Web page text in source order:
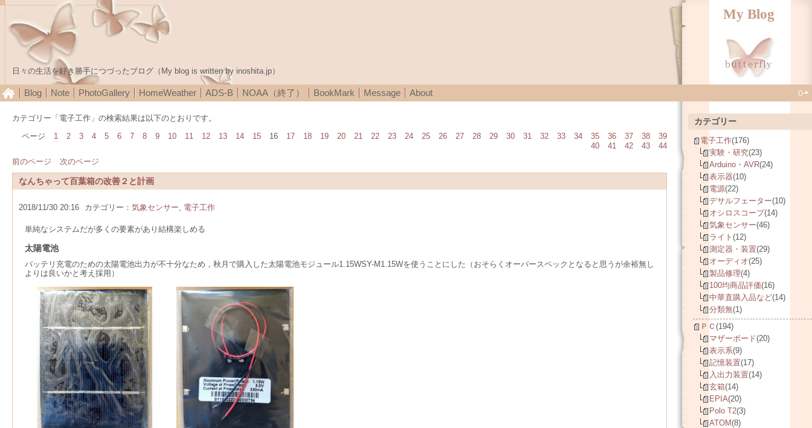
My Blog
日々の生活を好き勝手につづったブログ（My blog is written by inoshita.jp）
Blog Note PhotoGallery HomeWeather ADS-B NOAA（終了） BookMark Message About
カテゴリー「電子工作」の検索結果は以下のとおりです。
ページ
1 2 3 4 5 6 7 8 9 10 11 12 13 14 15 16 17 18 19 20 21 22 23 24 25 26 27 28 29 30 31 32 33 34 35 36 37 38
39
40
41 42 43
44
前のページ
次のページ
なんちゃって百葉箱の改善２と計画
2018/11/30 20:16 カテゴリー： 気象センサー, 電子工作
単純なシステムだが多くの要素があり結構楽しめる
太陽電池
バッテリ充電のための太陽電池出力が不十分なため，秋月で購入した太陽電池モジュール1.15WSY-M1.15Wを使うことにした（おそらくオーバースペックとなると思うが余裕無し
よりは良いかと考え採用）
カテゴリー
電子工作(176)
実験・研究(23)
Arduino・AVR(24)
表示器(10)
電源(22)
デサルフェーター(10)
オシロスコープ(14)
気象センサー(46)
ライト (12)
測定器・装置(29)
オーディオ(25)
製品修理(4)
100均商品評価(16)
中華直購入品など(14)
分類無(1)
ＰＣ (194)
マザーボード(20)
表示系(9)
記憶装置(17)
入出力装置(14)
玄箱(14)
EPIA(20)
Polo T2(3)
ATOM(8)